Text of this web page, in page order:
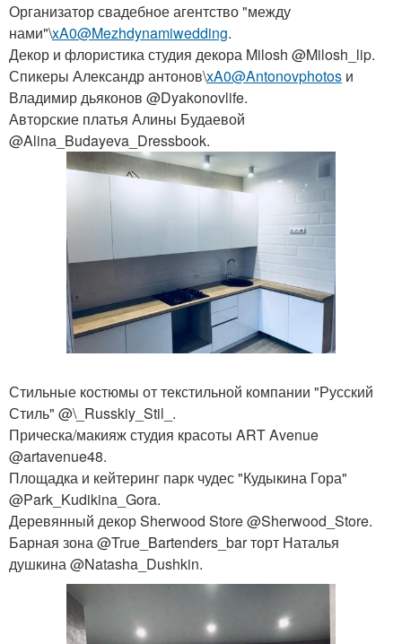
Организатор свадебное агентство "между
нами"\xA0@Mezhdynamiwedding.
Декор и флористика студия декора Milosh @Milosh_lip.
Спикеры Александр антонов\xA0@Antonovphotos и
Владимир дьяконов @Dyakonovlife.
Авторские платья Алины Будаевой
@Alina_Budayeva_Dressbook.
Стильные костюмы от текстильной компании "Русский
Стиль" @\_Russkiy_Stil_.
Прическа/макияж студия красоты ART Avenue
@artavenue48.
Площадка и кейтеринг парк чудес "Кудыкина Гора"
@Park_Kudikina_Gora.
Деревянный декор Sherwood Store @Sherwood_Store.
Барная зона @True_Bartenders_bar торт Наталья
душкина @Natasha_Dushkin.